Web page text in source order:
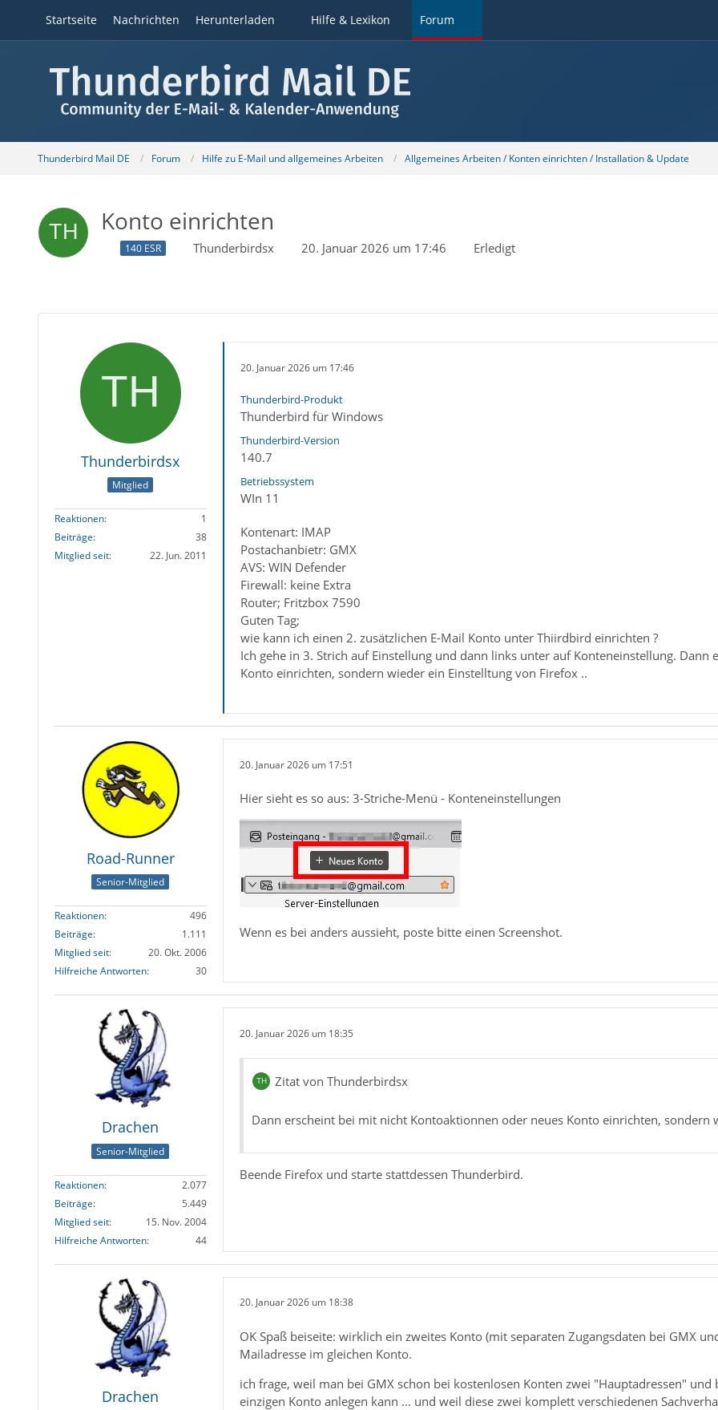
Startseite Nachrichten Herunterladen Hilfe & Lexikon Forum
Thunderbird Mail DE Forum Hilfe zu E-Mail und allgemeines Arbeiten Allgemeines Arbeiten / Konten einrichten / Installation & Update
Konto einrichten
140 ESR Thunderbirdsx 20. Januar 2026 um 17:46 Erledigt
Thunderbirdsx
Mitglied
Reaktionen
1
Beiträge
38
Mitglied seit
22. Jun. 2011
20. Januar 2026 um 17:46
Thunderbird-Produkt
Thunderbird für Windows
Thunderbird-Version
140.7
Betriebssystem
WIn 11
Kontenart: IMAP
Postachanbietr: GMX
AVS: WIN Defender
Firewall: keine Extra
Router; Fritzbox 7590
Guten Tag;
wie kann ich einen 2. zusätzlichen E-Mail Konto unter Thiirdbird einrichten ?
Ich gehe in 3. Strich auf Einstellung und dann links unter auf Konteneinstellung.
Konto einrichten, sondern wieder ein Einstelltung von Firefox ..
Road-Runner
Senior-Mitglied
Reaktionen
496
Beiträge
1.111
Mitglied seit
20. Okt. 2006
Hilfreiche Antworten
30
20. Januar 2026 um 17:51
Hier sieht es so aus: 3-Striche-Menü - Konteneinstellungen
Wenn es bei anders aussieht, poste bitte einen Screenshot.
Drachen
Senior-Mitglied
Reaktionen
2.077
Beiträge
5.449
Mitglied seit
15. Nov. 2004
Hilfreiche Antworten
44
20. Januar 2026 um 18:35
Zitat von Thunderbirdsx
Dann erscheint bei mit nicht Kontoaktionnen oder neues Konto einrichten, sondern
Beende Firefox und starte stattdessen Thunderbird.
Drachen
20. Januar 2026 um 18:38
OK Spaß beiseite: wirklich ein zweites Konto (mit separaten Zugangsdaten bei GMX
Mailadresse im gleichen Konto.
ich frage, weil man bei GMX schon bei kostenlosen Konten zwei "Hauptadressen"
einzigen Konto anlegen kann ... und weil diese zwei komplett verschiedenen